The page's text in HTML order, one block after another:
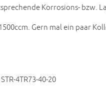
Korrosions-
Gern mal ein paar
4TR73-40-20